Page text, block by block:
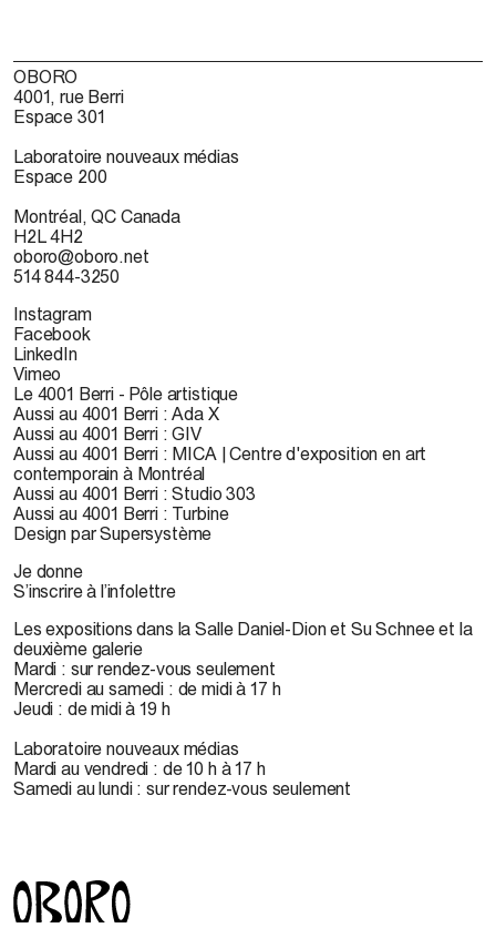
OBORO
4001, rue Berri
Espace 301
Laboratoire nouveaux médias
Espace 200
Montréal, QC Canada
H2L 4H2
oboro@oboro.net
514 844-3250
Instagram
Facebook
LinkedIn
Vimeo
Le 4001 Berri - Pôle artistique
Aussi au 4001 Berri : Ada X
Aussi au 4001 Berri : GIV
Aussi au 4001 Berri : MICA | Centre d'exposition en art
contemporain à Montréal
Aussi au 4001 Berri : Studio 303
Aussi au 4001 Berri : Turbine
Design par Supersystème
Je donne
S’inscrire à l’infolettre
Les expositions dans la Salle Daniel-Dion et Su Schnee et la
deuxième galerie
Mardi : sur rendez-vous seulement
Mercredi au samedi : de midi à 17 h
Jeudi : de midi à 19 h
Laboratoire nouveaux médias
Mardi au vendredi : de 10 h à 17 h
Samedi au lundi : sur rendez-vous seulement